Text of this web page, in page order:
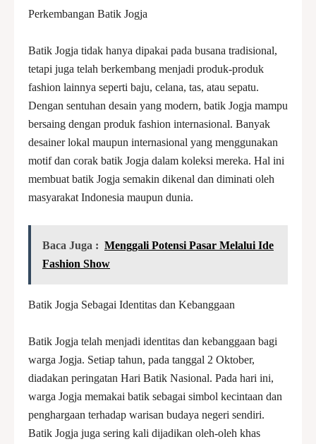
Perkembangan Batik Jogja
Batik Jogja tidak hanya dipakai pada busana tradisional,
tetapi juga telah berkembang menjadi produk-produk
fashion lainnya seperti baju, celana, tas, atau sepatu.
Dengan sentuhan desain yang modern, batik Jogja mampu
bersaing dengan produk fashion internasional. Banyak
desainer lokal maupun internasional yang menggunakan
motif dan corak batik Jogja dalam koleksi mereka. Hal ini
membuat batik Jogja semakin dikenal dan diminati oleh
masyarakat Indonesia maupun dunia.
Baca Juga : Menggali Potensi Pasar Melalui Ide
Fashion Show
Batik Jogja Sebagai Identitas dan Kebanggaan
Batik Jogja telah menjadi identitas dan kebanggaan bagi
warga Jogja. Setiap tahun, pada tanggal 2 Oktober,
diadakan peringatan Hari Batik Nasional. Pada hari ini,
warga Jogja memakai batik sebagai simbol kecintaan dan
penghargaan terhadap warisan budaya negeri sendiri.
Batik Jogja juga sering kali dijadikan oleh-oleh khas